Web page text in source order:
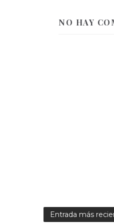
NO HAY
Entrada más